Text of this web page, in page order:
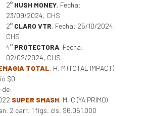
2° HUSH MONEY, Fecha:
23/09/2024, CHS
2° CLARO VTR, Fecha: 25/10/2024,
CHS
4° PROTECTORA, Fecha:
02/02/2024, CHS
TOTAL, H, M (TOTAL IMPACT)
$0
de:
SUPER SMASH, M, C (YA PRIMO)
2 carr. 1 figs. cls. $6.061.000